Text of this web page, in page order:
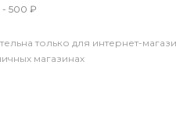
- 500 ₽
только для интернет-
магазинах